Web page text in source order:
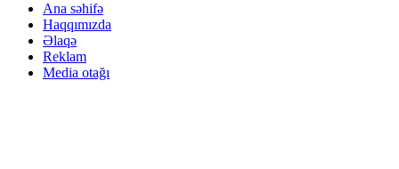
Ana səhifə
Haqqımızda
Əlaqə
Reklam
Media otağı